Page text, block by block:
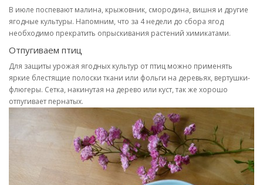
В июле поспевают малина, крыжовник, смородина, вишня и другие
ягодные культуры. Напомним, что за 4 недели до сбора ягод
необходимо прекратить опрыскивания растений химикатами.
Отпугиваем птиц
Для защиты урожая ягодных культур от птиц можно применять
яркие блестящие полоски ткани или фольги на деревьях, вертушки-
флюгеры. Сетка, накинутая на дерево или куст, так же хорошо
отпугивает пернатых.